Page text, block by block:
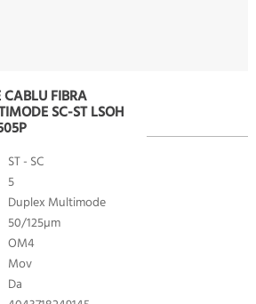
CABLU FIBRA
SC-ST LSOH
ST - SC
5
Duplex Multimode
50/125µm
OM4
Mov
Da